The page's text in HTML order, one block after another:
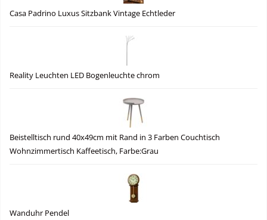
Casa Padrino Luxus Sitzbank Vintage Echtleder
Reality Leuchten LED Bogenleuchte chrom
Beistelltisch rund 40x49cm mit Rand in 3 Farben Couchtisch
Wohnzimmertisch Kaffeetisch, Farbe:Grau
Wanduhr Pendel